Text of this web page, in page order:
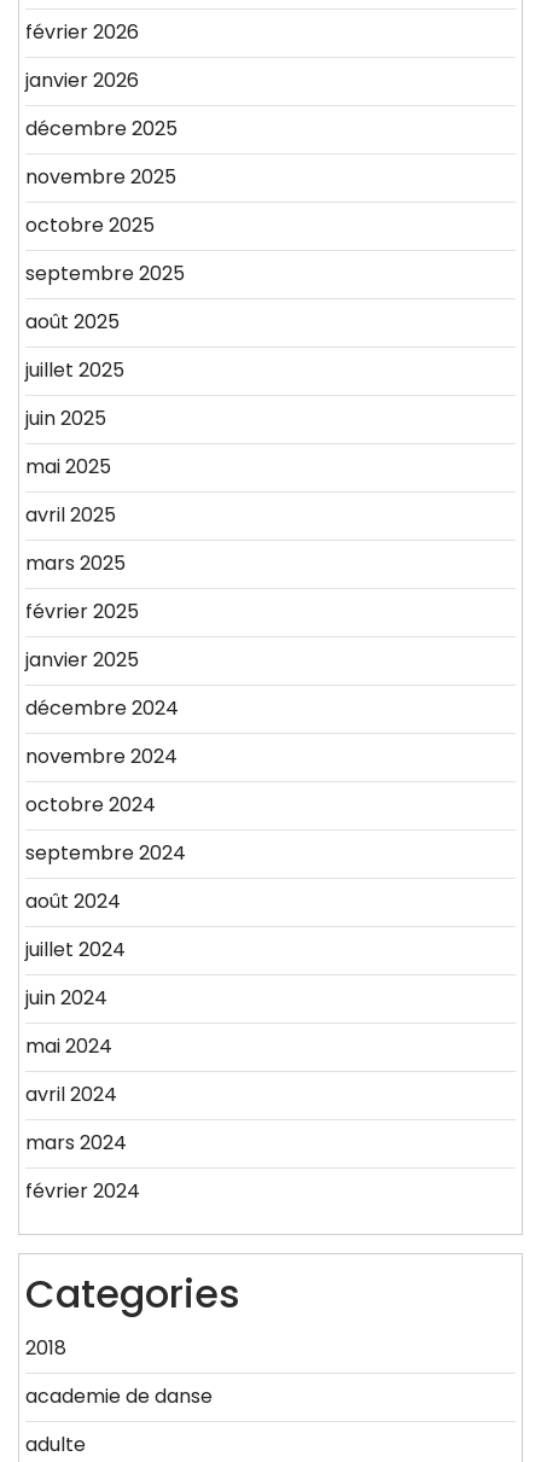
février 2026
janvier 2026
décembre 2025
novembre 2025
octobre 2025
septembre 2025
août 2025
juillet 2025
juin 2025
mai 2025
avril 2025
mars 2025
février 2025
janvier 2025
décembre 2024
novembre 2024
octobre 2024
septembre 2024
août 2024
juillet 2024
juin 2024
mai 2024
avril 2024
mars 2024
février 2024
Categories
2018
academie de danse
adulte